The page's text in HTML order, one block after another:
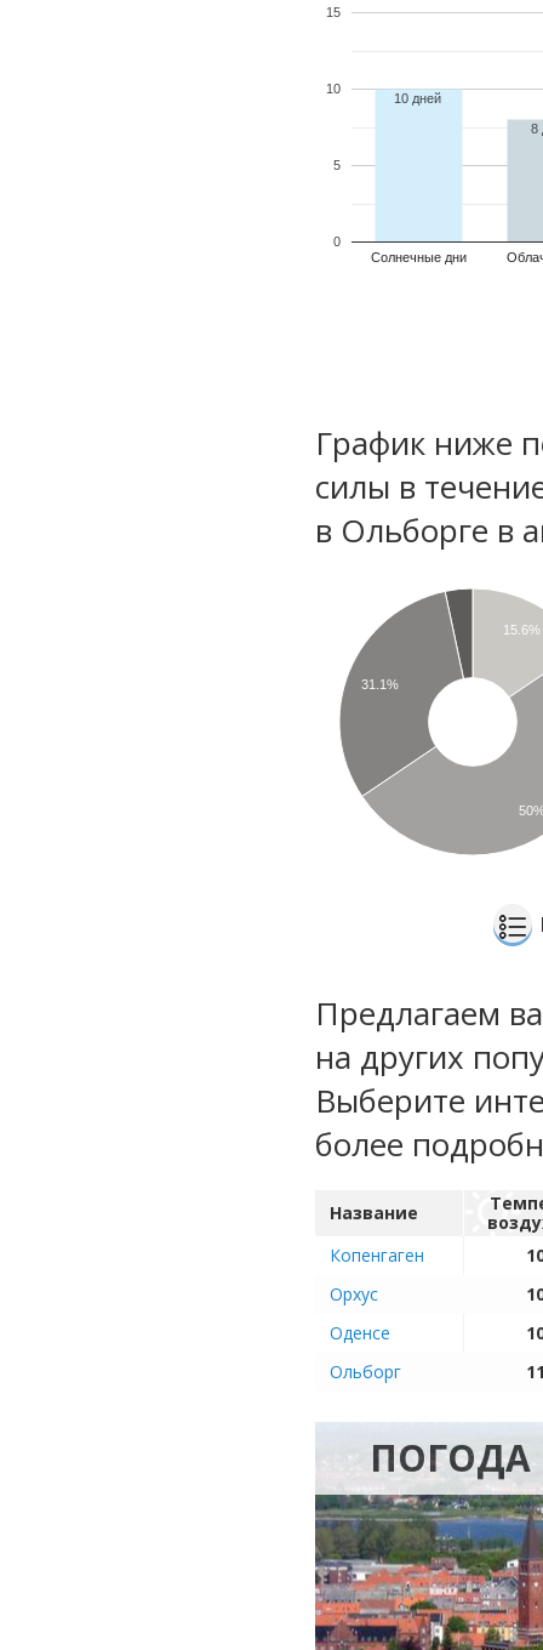
Солнечные дни
0
5
10
15
10 дней
8
График ниже
силы в
в Ольборге в
15.6%
31.1%
Предлагаем
на других
Выберите
более
Название
Копенгаген
Орхус
Оденсе
Ольборг
ПОГОДА